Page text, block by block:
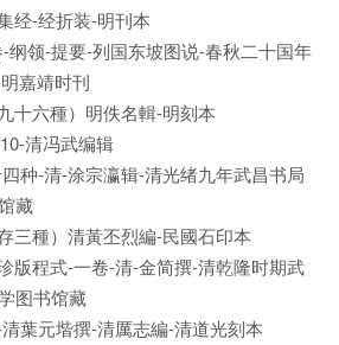
经-经折装-明刊本
纲领-提要-列国东坡图说-春秋二十国年
嘉靖时刊
十六種）明佚名輯-明刻本
清冯武编辑
种-清-涂宗瀛辑-清光绪九年武昌书局
藏
三種）清黃丕烈編-民國石印本
版程式-一卷-清-金简撰-清乾隆时期武
图书馆藏
葉元堦撰-清厲志編-清道光刻本